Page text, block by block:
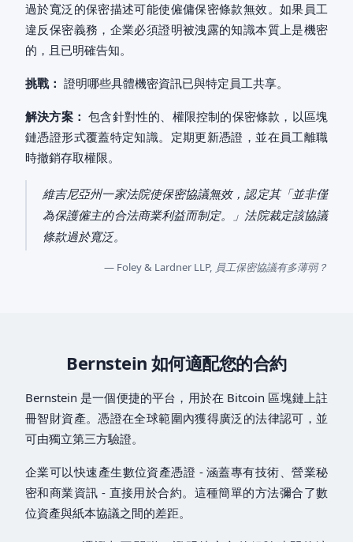
過於寬泛的保密描述可能使僱傭保密條款無效。如果員工
違反保密義務，企業必須證明被洩露的知識本質上是機密
的，且已明確告知。
挑戰： 證明哪些具體機密資訊已與特定員工共享。
解決方案： 包含針對性的、權限控制的保密條款，以區塊
鏈憑證形式覆蓋特定知識。定期更新憑證，並在員工離職
時撤銷存取權限。
維吉尼亞州一家法院使保密協議無效，認定其「並非僅
為保護僱主的合法商業利益而制定。」法院裁定該協議
條款過於寬泛。
— Foley & Lardner LLP, 員工保密協議有多薄弱？
Bernstein 如何適配您的合約
Bernstein 是一個便捷的平台，用於在 Bitcoin 區塊鏈上註
冊智財資產。憑證在全球範圍內獲得廣泛的法律認可，並
可由獨立第三方驗證。
企業可以快速產生數位資產憑證 - 涵蓋專有技術、營業秘
密和商業資訊 - 直接用於合約。這種簡單的方法彌合了數
位資產與紙本協議之間的差距。